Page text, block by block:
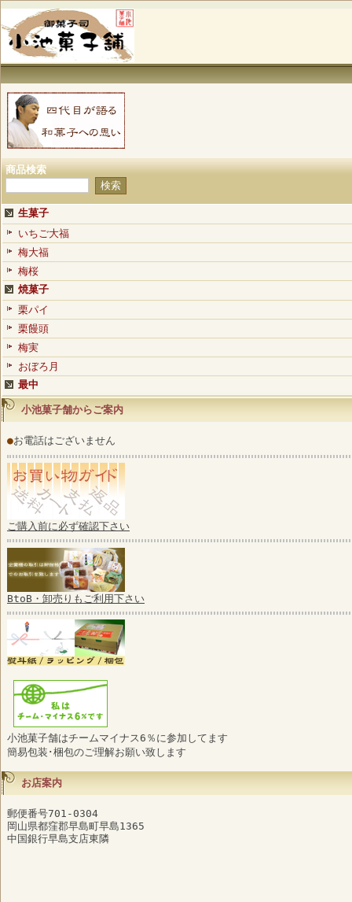
商品検索
生菓子
いちご大福
梅大福
梅桜
焼菓子
栗パイ
栗饅頭
梅実
おぼろ月
最中
小池菓子舗からご案内
●お電話はございません
ご購入前に必ず確認下さい
BtoB・卸売りもご利用下さい
小池菓子舗はチームマイナス6％に参加してます
簡易包装･梱包のご理解お願い致します
お店案内
郵便番号701-0304
岡山県都窪郡早島町早島1365
中国銀行早島支店東隣